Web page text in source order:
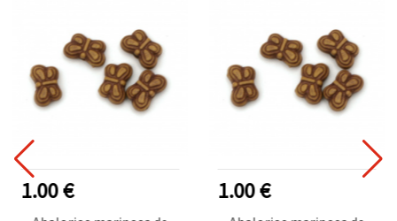
1.00 € 1.00 €